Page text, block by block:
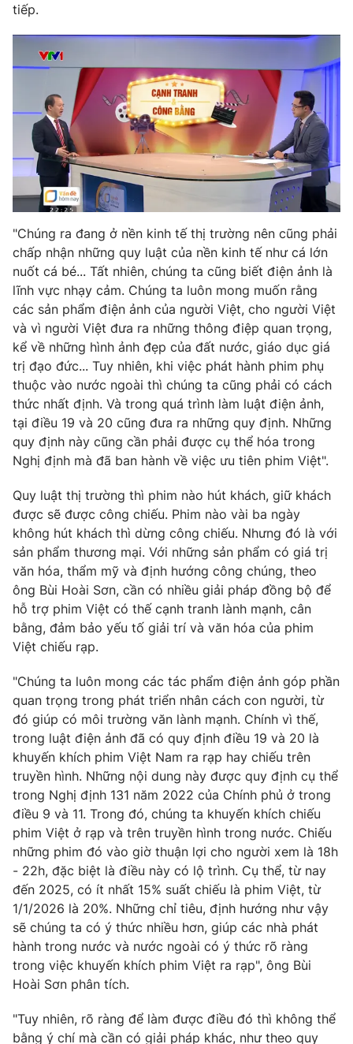
Liên hệ quảng cáo:
® Cấm sao chép dưới mọi hình thức nếu không có sự chấp
thuận bằng văn bản. Ghi rõ nguồn VTV.vn khi phát hành lại
thông tin từ website này.
tiếp.
"Chúng ra đang ở nền kinh tế thị trường nên cũng phải
chấp nhận những quy luật của nền kinh tế như cá lớn
nuốt cá bé... Tất nhiên, chúng ta cũng biết điện ảnh là
lĩnh vực nhạy cảm. Chúng ta luôn mong muốn rằng
các sản phẩm điện ảnh của người Việt, cho người Việt
và vì người Việt đưa ra những thông điệp quan trọng,
kể về những hình ảnh đẹp của đất nước, giáo dục giá
trị đạo đức... Tuy nhiên, khi việc phát hành phim phụ
thuộc vào nước ngoài thì chúng ta cũng phải có cách
thức nhất định. Và trong quá trình làm luật điện ảnh,
tại điều 19 và 20 cũng đưa ra những quy định. Những
quy định này cũng cần phải được cụ thể hóa trong
Nghị định mà đã ban hành về việc ưu tiên phim Việt".
Quy luật thị trường thì phim nào hút khách, giữ khách
được sẽ được công chiếu. Phim nào vài ba ngày
không hút khách thì dừng công chiếu. Nhưng đó là với
sản phẩm thương mại. Với những sản phẩm có giá trị
văn hóa, thẩm mỹ và định hướng công chúng, theo
ông Bùi Hoài Sơn, cần có nhiều giải pháp đồng bộ để
hỗ trợ phim Việt có thế cạnh tranh lành mạnh, cân
bằng, đảm bảo yếu tố giải trí và văn hóa của phim
Việt chiếu rạp.
"Chúng ta luôn mong các tác phẩm điện ảnh góp phần
quan trọng trong phát triển nhân cách con người, từ
đó giúp có môi trường văn lành mạnh. Chính vì thế,
trong luật điện ảnh đã có quy định điều 19 và 20 là
khuyến khích phim Việt Nam ra rạp hay chiếu trên
truyền hình. Những nội dung này được quy định cụ thể
trong Nghị định 131 năm 2022 của Chính phủ ở trong
điều 9 và 11. Trong đó, chúng ta khuyến khích chiếu
phim Việt ở rạp và trên truyền hình trong nước. Chiếu
những phim đó vào giờ thuận lợi cho người xem là 18h
- 22h, đặc biệt là điều này có lộ trình. Cụ thể, từ nay
đến 2025, có ít nhất 15% suất chiếu là phim Việt, từ
1/1/2026 là 20%. Những chỉ tiêu, định hướng như vậy
sẽ chúng ta có ý thức nhiều hơn, giúp các nhà phát
hành trong nước và nước ngoài có ý thức rõ ràng
trong việc khuyến khích phim Việt ra rạp", ông Bùi
Hoài Sơn phân tích.
"Tuy nhiên, rõ ràng để làm được điều đó thì không thể
bằng ý chí mà cần có giải pháp khác, như theo quy